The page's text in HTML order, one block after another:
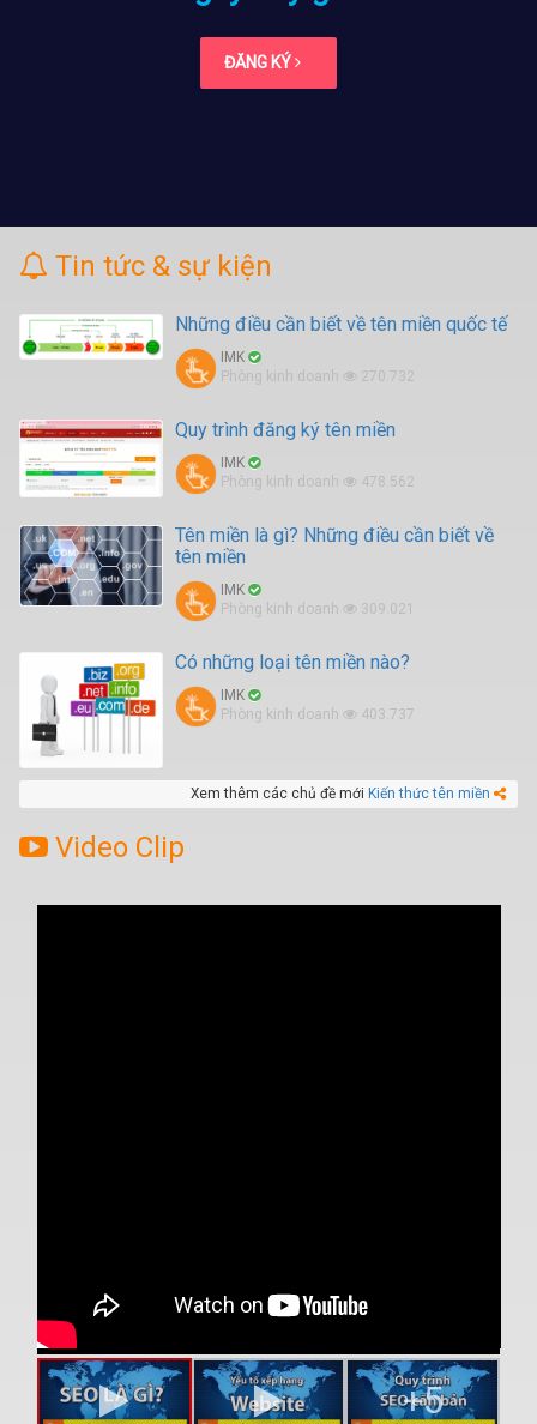
ĐĂNG KÝ
Tin tức & sự kiện
Những điều cần biết về tên miền quốc tế
IMK
Phòng kinh doanh
270.732
Quy trình đăng ký tên miền
IMK
Phòng kinh doanh
478.562
Tên miền là gì? Những điều cần biết về
tên miền
IMK
Phòng kinh doanh
309.021
Có những loại tên miền nào?
IMK
Phòng kinh doanh
403.737
Xem thêm các chủ đề mớiKiến thức tên miền
Video Clip
+5